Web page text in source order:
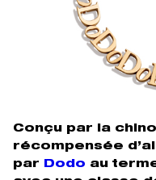
Conçu par la
récompensée
par Dodo au